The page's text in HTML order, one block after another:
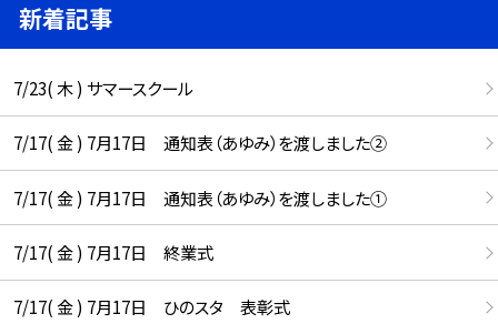
新着記事
7/23( 木 ) サマースクール
7/17( 金 ) 7月17日 通知表（あゆみ）を渡しました②
7/17( 金 ) 7月17日 通知表（あゆみ）を渡しました①
7/17( 金 ) 7月17日 終業式
7/17( 金 ) 7月17日 ひのスタ 表彰式